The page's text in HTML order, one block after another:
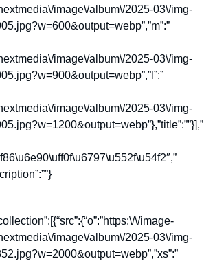
image\/album\/2025-03\/img-
image\/album\/2025-03\/img-
image\/album\/2025-03\/img-
\/image-
image\/album\/2025-03\/img-